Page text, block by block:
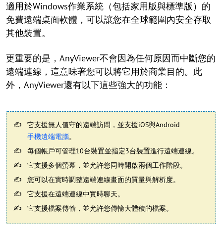
適用於Windows作業系統（包括家用版與標準版）的
免費遠端桌面軟體，可以讓您在全球範圍內安全存取
其他裝置。
更重要的是，AnyViewer不會因為任何原因而中斷您的
遠端連線，這意味著您可以將它用於商業目的。此
外，AnyViewer還有以下這些強大的功能：
它支援無人值守的遠端訪問，並支援iOS與Android
手機遠端電腦。
每個帳戶可管理10台裝置並指定3台裝置進行遠端連線。
它支援多個螢幕，並允許您同時開啟兩個工作階段。
您可以在實時調整遠端連線畫面的質量與解析度。
它支援在遠端連線中實時聊天。
它支援檔案傳輸，並允許您傳輸大體積的檔案。